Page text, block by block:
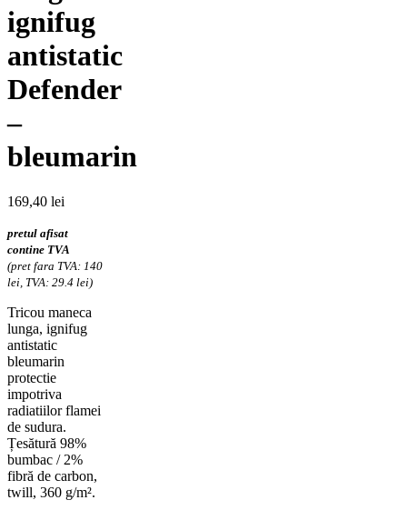
ignifug
antistatic
Defender
–
bleumarin
169,40 lei
pretul afisat
contine TVA
(pret fara TVA: 140
lei, TVA: 29.4 lei)
Tricou maneca
lunga, ignifug
antistatic
bleumarin
protectie
impotriva
radiatiilor flamei
de sudura.
Țesătură 98%
bumbac / 2%
fibră de carbon,
twill, 360 g/m².